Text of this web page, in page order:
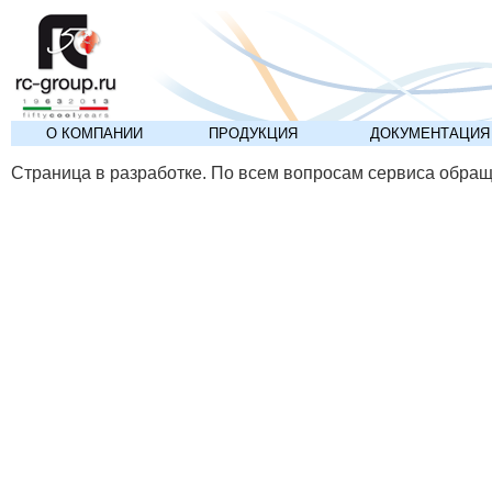
О КОМПАНИИ ПРОДУКЦИЯ ДОКУМЕНТАЦИЯ
Страница в разработке. По всем вопросам сервиса